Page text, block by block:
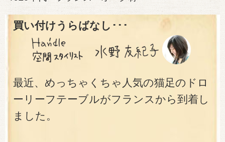
買い付けうらばなし･･･
最近、めっちゃくちゃ人気の猫足のドロ
ーリーフテーブルがフランスから到着し
ました。